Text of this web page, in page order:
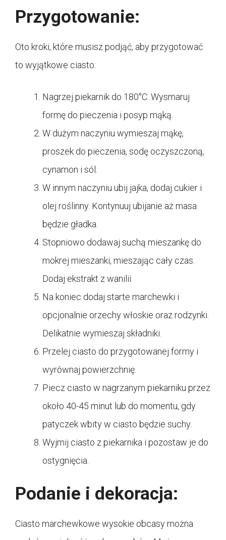
Przygotowanie:
Oto kroki, które musisz podjąć, aby przygotować
to wyjątkowe ciasto:
Nagrzej piekarnik do 180°C. Wysmaruj
formę do pieczenia i posyp mąką.
W dużym naczyniu wymieszaj mąkę,
proszek do pieczenia, sodę oczyszczoną,
cynamon i sól.
W innym naczyniu ubij jajka, dodaj cukier i
olej roślinny. Kontynuuj ubijanie aż masa
będzie gładka.
Stopniowo dodawaj suchą mieszankę do
mokrej mieszanki, mieszając cały czas.
Dodaj ekstrakt z wanilii.
Na koniec dodaj starte marchewki i
opcjonalnie orzechy włoskie oraz rodzynki.
Delikatnie wymieszaj składniki.
Przelej ciasto do przygotowanej formy i
wyrównaj powierzchnię.
Piecz ciasto w nagrzanym piekarniku przez
około 40-45 minut lub do momentu, gdy
patyczek wbity w ciasto będzie suchy.
Wyjmij ciasto z piekarnika i pozostaw je do
ostygnięcia.
Podanie i dekoracja:
Ciasto marchewkowe wysokie obcasy można